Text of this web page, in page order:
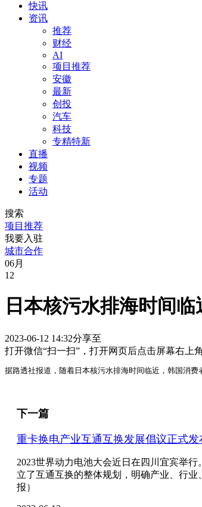
快讯
资讯
推荐
财经
AI
项目推荐
安徽
最新
创投
汽车
科技
专精特新
直播
视频
专题
活动
搜索
项目推荐
我要入驻
城市合作
06月
12
日本核污水排海时间
2023-06-12 14:32分享至
打开微信“扫一扫”，打开网页后点击屏幕右上
据路透社报道，随着日本核污水排海时间临近，韩国消
下一篇
重卡换电产业互通互换发展倡议正式发
2023世界动力电池大会近日在四川宜宾举
立了互通互换的整体规划，明确产业、行
报）